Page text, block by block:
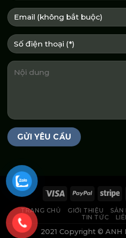
TRANG CHỦ GIỚI THIỆU SẢN
TIN TỨC
2021 Copyright © ANH